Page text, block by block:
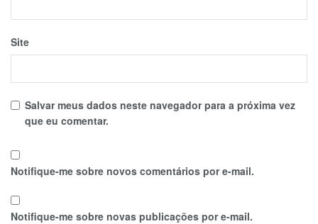
Site
Salvar meus dados neste navegador para a próxima vez
que eu comentar.
Notifique-me sobre novos comentários por e-mail.
Notifique-me sobre novas publicações por e-mail.